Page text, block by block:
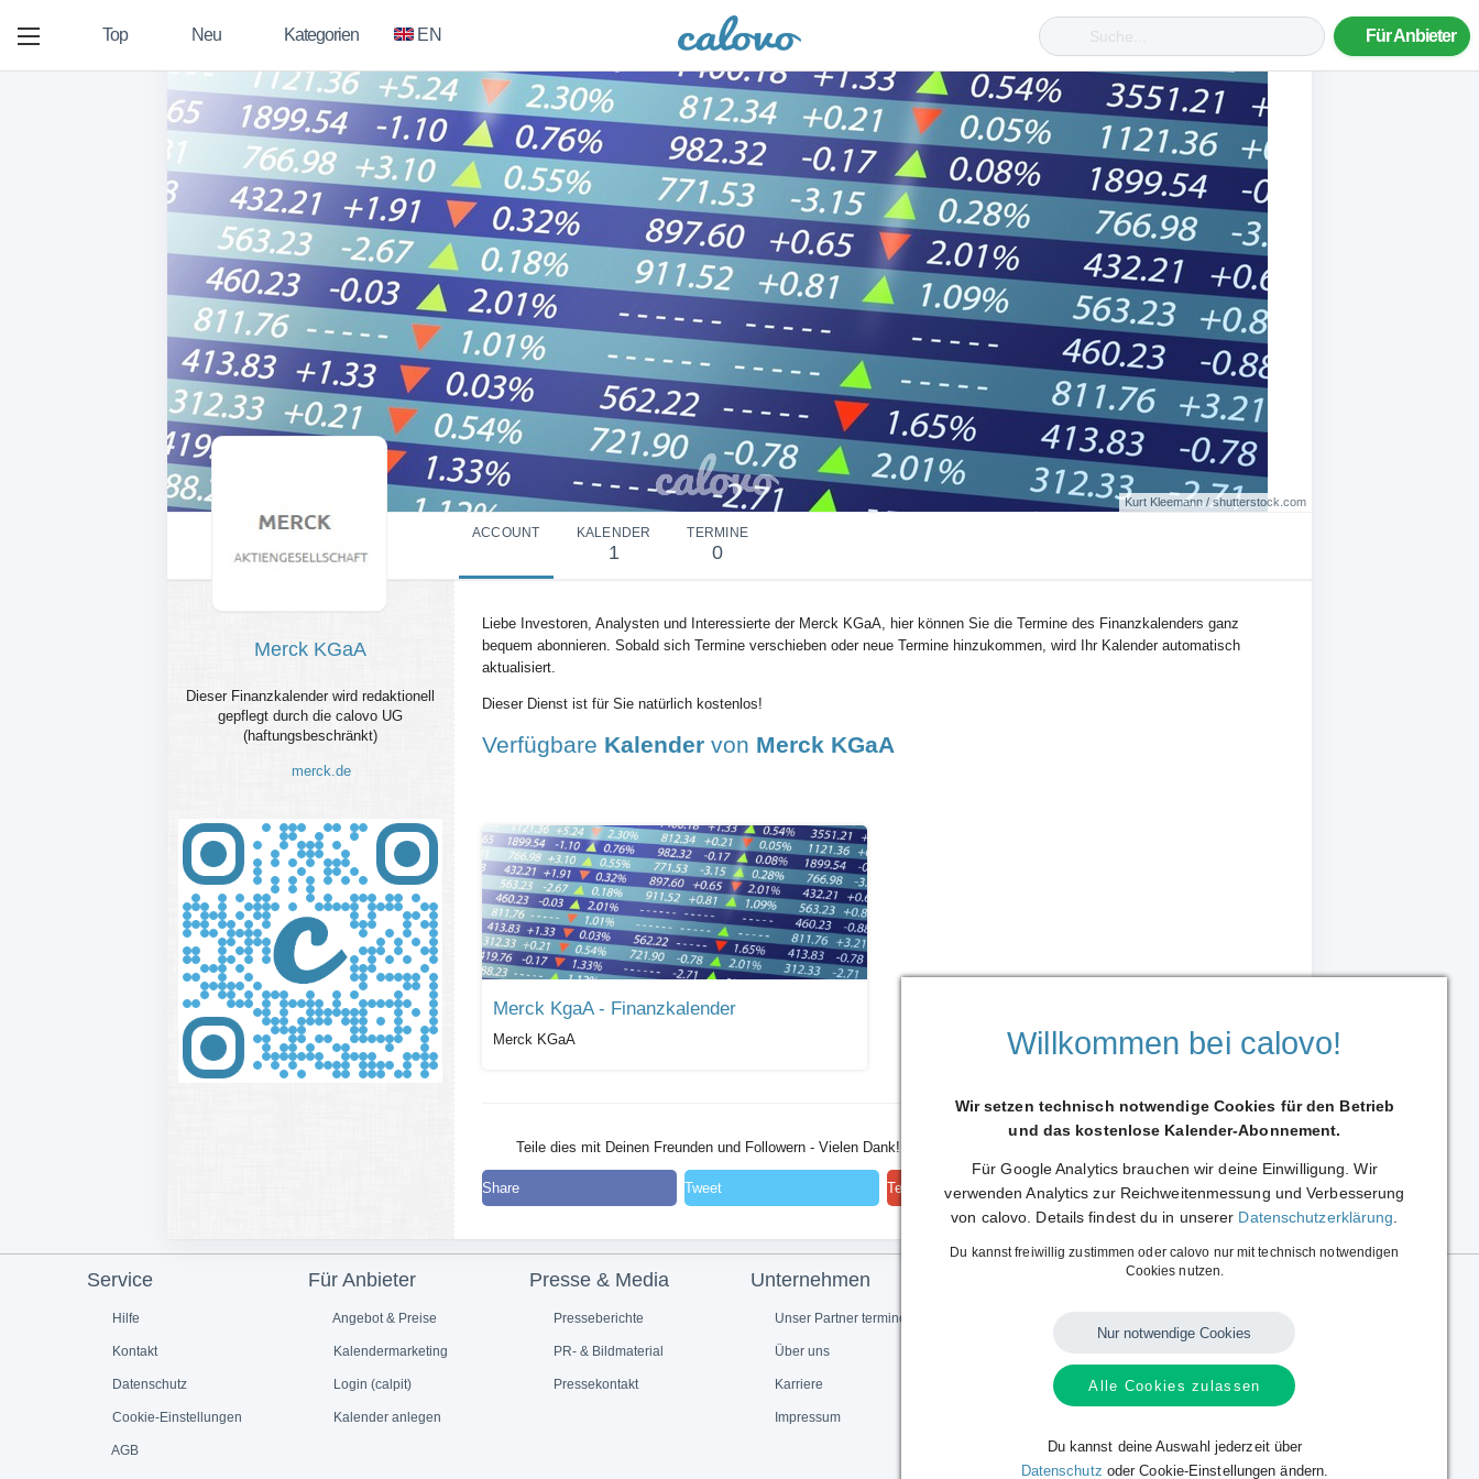
Top Neu Kategorien EN Für Anbieter
Kurt Kleemann / shutterstock.com
ACCOUNT KALENDER
1
TERMINE
0
Merck KGaA
Dieser Finanzkalender wird redaktionell
gepflegt durch die calovo UG
(haftungsbeschränkt)
merck.de
Liebe Investoren, Analysten und Interessierte der Merck KGaA, hier können Sie die Termine des Finanzkalenders ganz
bequem abonnieren. Sobald sich Termine verschieben oder neue Termine hinzukommen, wird Ihr Kalender automatisch
aktualisiert.
Dieser Dienst ist für Sie natürlich kostenlos!
Verfügbare Kalender von Merck KGaA
Merck KgaA - Finanzkalender
Merck KGaA
Teile dies mit Deinen Freunden und Followern - Vielen Dank!
Share Tweet Teilen Weiterleiten
Service
Hilfe
Kontakt
Datenschutz
Cookie-Einstellungen
AGB
Für Anbieter
Angebot & Preise
Kalendermarketing
Login (calpit)
Kalender anlegen
Presse & Media
Presseberichte
PR- & Bildmaterial
Pressekontakt
Unternehmen
Unser Partner termine.de
Über uns
Karriere
Impressum
Sprache:
Willkommen bei calovo!
Wir setzen technisch notwendige Cookies für den Betrieb
und das kostenlose Kalender-Abonnement.
Für Google Analytics brauchen wir deine Einwilligung. Wir
verwenden Analytics zur Reichweitenmessung und Verbesserung
von calovo. Details findest du in unserer Datenschutzerklärung
Du kannst freiwillig zustimmen oder calovo nur mit technisch notwendigen
Cookies nutzen.
Nur notwendige Cookies
Alle Cookies zulassen
Du kannst deine Auswahl jederzeit über
Datenschutz oder Cookie-Einstellungen ändern.